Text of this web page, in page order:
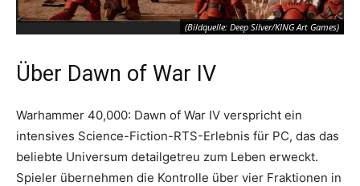
(Bildquelle: Deep Silver/KING Art Games)
Über Dawn of War IV
Warhammer 40,000: Dawn of War IV verspricht ein
intensives Science-Fiction-RTS-Erlebnis für PC, das das
beliebte Universum detailgetreu zum Leben erweckt.
Spieler übernehmen die Kontrolle über vier Fraktionen in